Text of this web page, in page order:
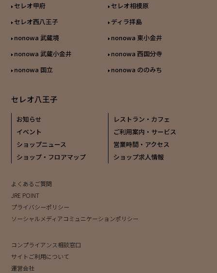
セレオ甲府
セレオ相模原
セレオ西八王子
ディラ拝島
nonowa 武蔵境
nonowa 東小金井
nonowa 武蔵小金井
nonowa 西国分寺
nonowa 国立
nonowa ののみち
セレオ八王子
お知らせ
イベント
ショップニュース
ショップ・フロアマップ
レストラン・カフェ
ご利用案内・サービス
営業時間・アクセス
ショップ求人情報
よくあるご質問
JRE POINT
プライバシーポリシー
ソーシャルメディアコミュニケーションポリシー
コンプライアンス相談窓口
サイトご利用について
運営会社